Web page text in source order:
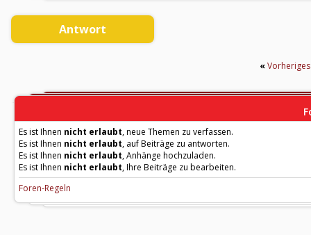
Antwort
«
Es ist Ihnen nicht erlaubt, neue Themen zu verfassen.
Es ist Ihnen nicht erlaubt, auf Beiträge zu antworten.
Es ist Ihnen nicht erlaubt, Anhänge hochzuladen.
Es ist Ihnen nicht erlaubt, Ihre Beiträge zu bearbeiten.
Foren-Regeln